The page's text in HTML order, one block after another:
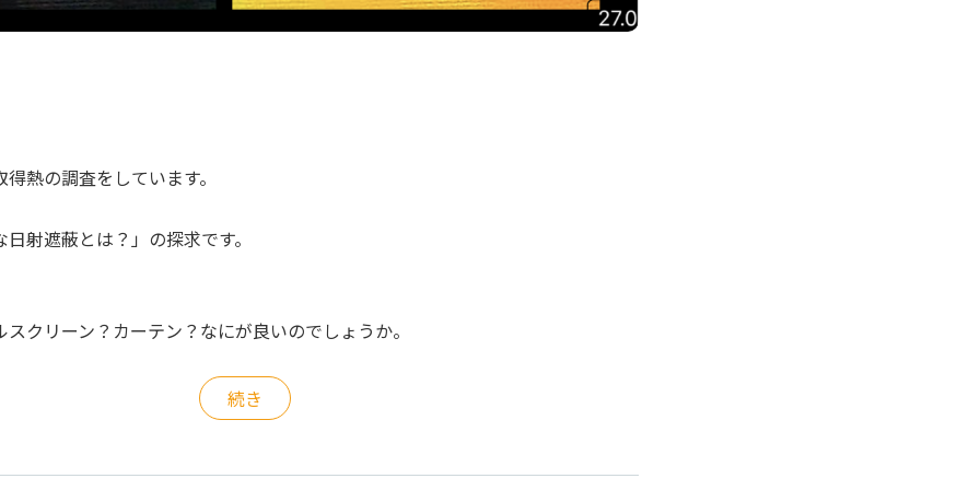
熱の調査をしています。
射遮蔽とは？」の探求です。
クリーン？カーテン？なにが良いのでしょうか。
続き